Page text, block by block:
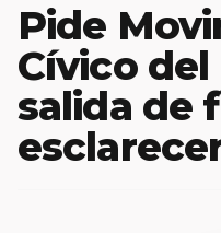
Pide
Cívico del
salida de